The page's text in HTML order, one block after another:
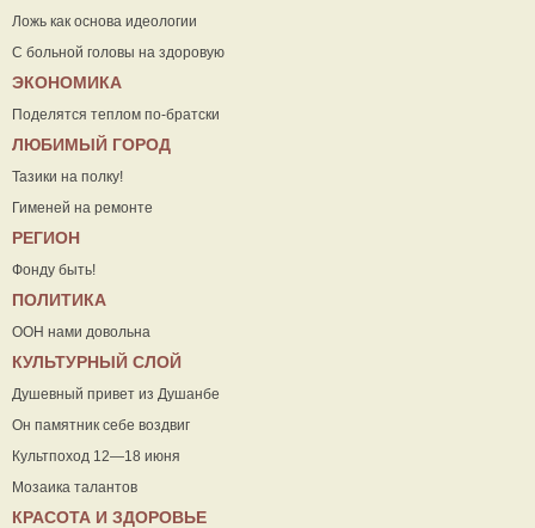
Ложь как основа идеологии
С больной головы на здоровую
ЭКОНОМИКА
Поделятся теплом по-братски
ЛЮБИМЫЙ ГОРОД
Тазики на полку!
Гименей на ремонте
РЕГИОН
Фонду быть!
ПОЛИТИКА
ООН нами довольна
КУЛЬТУРНЫЙ СЛОЙ
Душевный привет из Душанбе
Он памятник себе воздвиг
Культпоход 12—18 июня
Мозаика талантов
КРАСОТА И ЗДОРОВЬЕ